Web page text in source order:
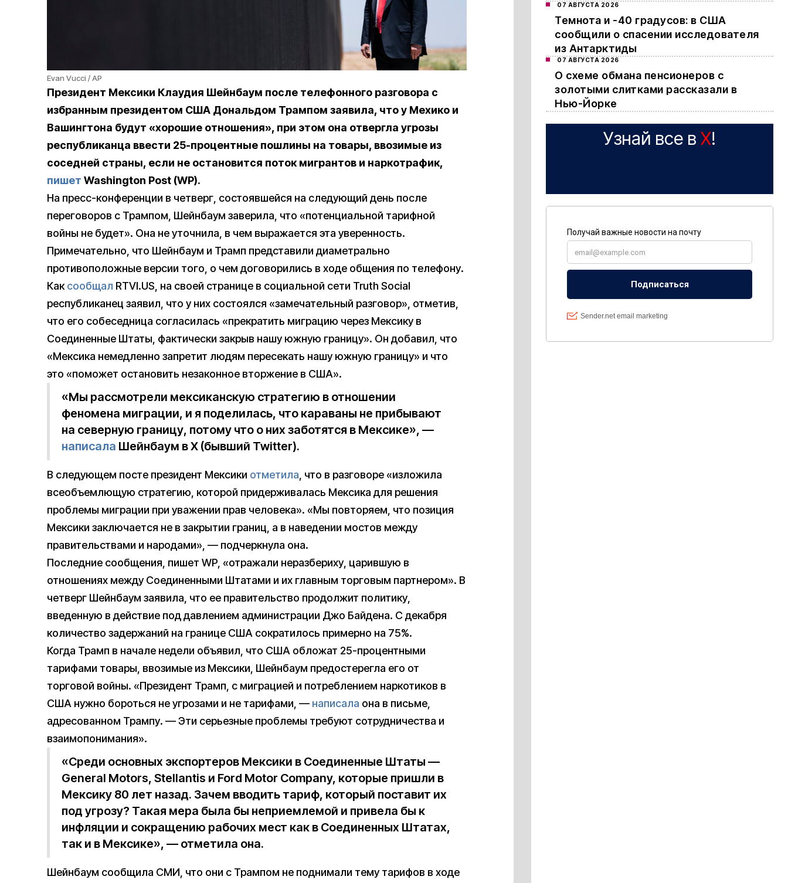
Evan Vucci / AP
Президент Мексики Клаудия Шейнбаум после телефонного разговора с
избранным президентом США Дональдом Трампом заявила, что у Мехико и
Вашингтона будут «хорошие отношения», при этом она отвергла угрозы
республиканца ввести 25-процентные пошлины на товары, ввозимые из
соседней страны, если не остановится поток мигрантов и наркотрафик,
пишет Washington Post (WP).
На пресс-конференции в четверг, состоявшейся на следующий день после
переговоров с Трампом, Шейнбаум заверила, что «потенциальной тарифной
войны не будет». Она не уточнила, в чем выражается эта уверенность.
Примечательно, что Шейнбаум и Трамп представили диаметрально
противоположные версии того, о чем договорились в ходе общения по телефону.
Каксообщал RTVI.US, на своей странице в социальной сети Truth Social
республиканец заявил, что у них состоялся «замечательный разговор», отметив,
что его собеседница согласилась «прекратить миграцию через Мексику в
Соединенные Штаты, фактически закрыв нашу южную границу». Он добавил, что
«Мексика немедленно запретит людям пересекать нашу южную границу» и что
это «поможет остановить незаконное вторжение в США».
«Мы рассмотрели мексиканскую стратегию в отношении
феномена миграции, и я поделилась, что караваны не прибывают
на северную границу, потому что о них заботятся в Мексике», —
написала Шейнбаум в X (бывший Twitter).
В следующем посте президент Мексики отметила, что в разговоре «изложила
всеобъемлющую стратегию, которой придерживалась Мексика для решения
проблемы миграции при уважении прав человека». «Мы повторяем, что позиция
Мексики заключается не в закрытии границ, а в наведении мостов между
правительствами и народами», — подчеркнула она.
Последние сообщения, пишет WP, «отражали неразбериху, царившую в
отношениях между Соединенными Штатами и их главным торговым партнером». В
четверг Шейнбаум заявила, что ее правительство продолжит политику,
введенную в действие под давлением администрации Джо Байдена. С декабря
количество задержаний на границе США сократилось примерно на 75%.
Когда Трамп в начале недели объявил, что США обложат 25-процентными
тарифами товары, ввозимые из Мексики, Шейнбаум предостерегла его от
торговой войны. «Президент Трамп, с миграцией и потреблением наркотиков в
США нужно бороться не угрозами и не тарифами, — написала она в письме,
адресованном Трампу. — Эти серьезные проблемы требуют сотрудничества и
взаимопонимания».
«Среди основных экспортеров Мексики в Соединенные Штаты —
General Motors, Stellantis и Ford Motor Company, которые пришли в
Мексику 80 лет назад. Зачем вводить тариф, который поставит их
под угрозу? Такая мера была бы неприемлемой и привела бы к
инфляции и сокращению рабочих мест как в Соединенных Штатах,
так и в Мексике», — отметила она.
Шейнбаум сообщила СМИ, что они с Трампом не поднимали тему тарифов в ходе
07 АВГУСТА 2026
Темнота и -40 градусов: в США
сообщили о спасении исследователя
из Антарктиды
07 АВГУСТА 2026
О схеме обмана пенсионеров с
золотыми слитками рассказали в
Нью-Йорке
Узнай все в X!